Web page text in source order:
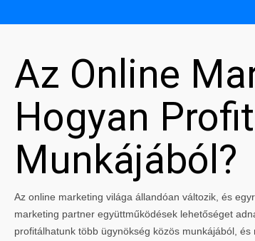
Az Online
Hogyan
Munkájából?
Az online marketing világa állandóan változik, és
marketing partner együttműködések lehetőséget
profitálhatunk több ügynökség közös munkájából,